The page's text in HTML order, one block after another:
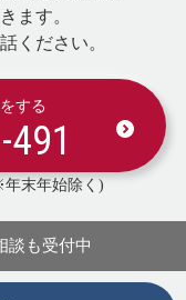
ます。
ください。
する
末年始除く)
談も受付中